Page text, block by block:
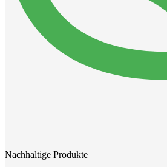
Nachhaltige Produkte